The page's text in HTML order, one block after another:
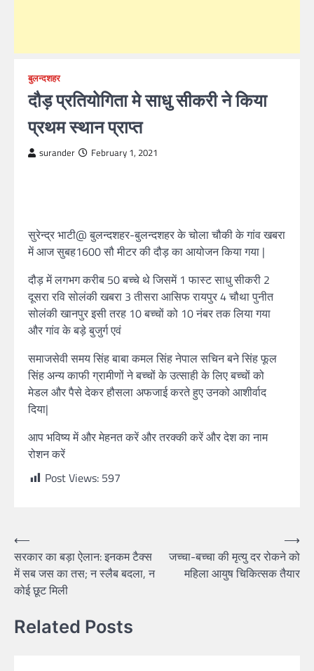
बुलन्दशहर
दौड़ प्रतियोगिता मे साधु सीकरी ने किया
प्रथम स्थान प्राप्त
surander February 1, 2021
सुरेन्द्र भाटी@ बुलन्दशहर-बुलन्दशहर के चोला चौकी के गांव खबरा
में आज सुबह1600 सौ मीटर की दौड़ का आयोजन किया गया |
दौड़ में लगभग करीब 50 बच्चे थे जिसमें 1 फास्ट साधु सीकरी 2
दूसरा रवि सोलंकी खबरा 3 तीसरा आसिफ रायपुर 4 चौथा पुनीत
सोलंकी खानपुर इसी तरह 10 बच्चों को 10 नंबर तक लिया गया
और गांव के बड़े बुजुर्ग एवं
समाजसेवी समय सिंह बाबा कमल सिंह नेपाल सचिन बने सिंह फूल
सिंह अन्य काफी ग्रामीणों ने बच्चों के उत्साही के लिए बच्चों को
मेडल और पैसे देकर हौसला अफजाई करते हुए उनको आशीर्वाद
दिया|
आप भविष्य में और मेहनत करें और तरक्की करें और देश का नाम
रोशन करें
Post Views: 597
⟵
सरकार का बड़ा ऐलान: इनकम टैक्स
में सब जस का तस; न स्लैब बदला, न
कोई छूट मिली
जच्चा-बच्चा की मृत्यु दर रोकने को
महिला आयुष चिकित्सक तैयार
⟶
Related Posts